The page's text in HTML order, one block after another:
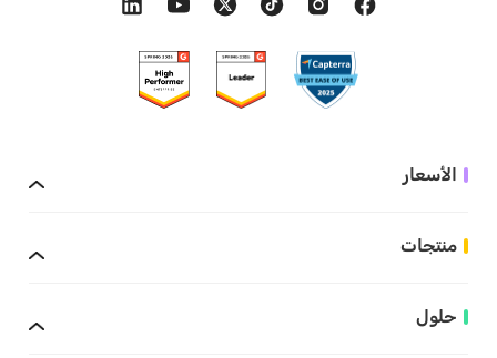
الأسعار
منتجات
حلول